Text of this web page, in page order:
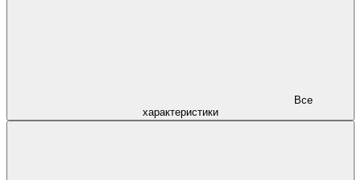
характеристики